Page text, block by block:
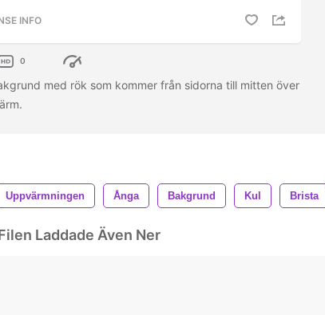
INFO
0
med rök som kommer från sidorna till mitten över
Uppvärmningen Ånga Bakgrund Kul Brista
Laddade Även Ner